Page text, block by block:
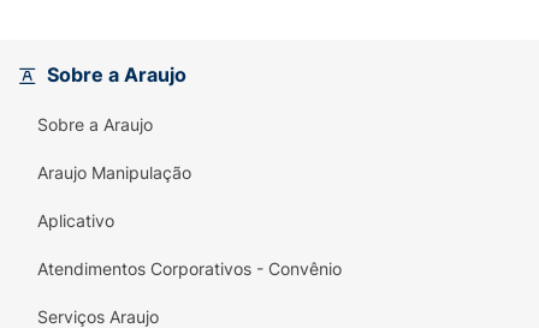
Sobre a Araujo
Sobre a Araujo
Araujo Manipulação
Aplicativo
Atendimentos Corporativos - Convênio
Serviços Araujo